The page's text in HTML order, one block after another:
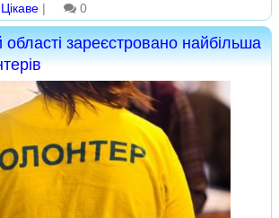
Цікаве | 0
області зареєстровано найбільша